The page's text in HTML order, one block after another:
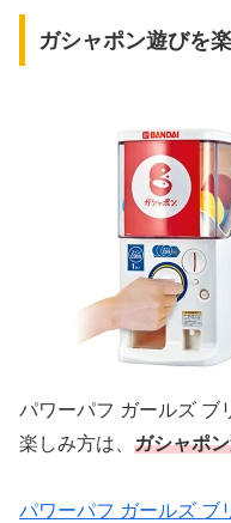
ガシャポン遊びを
パワーパフ ガールズ ブ
楽しみ方は、 ガシャポ
パワーパフ ガールズ ブ